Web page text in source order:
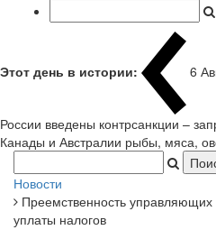
Этот день в истории: 6
России введены контрсанкции –
Канады и Австралии рыбы, мяса,
Новости
Преемственность
уплаты налогов